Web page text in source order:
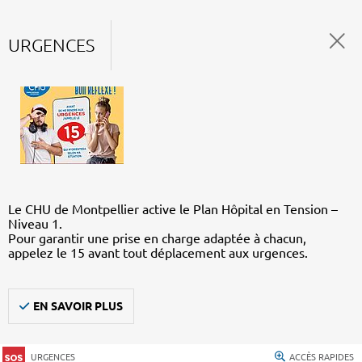
URGENCES
Le CHU de Montpellier active le Plan Hôpital en Tension –
Niveau 1.
Pour garantir une prise en charge adaptée à chacun,
appelez le 15 avant tout déplacement aux urgences.
EN SAVOIR PLUS
URGENCES ACCÈS RAPIDES